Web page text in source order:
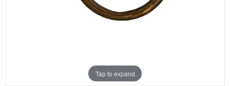
Tap to expand